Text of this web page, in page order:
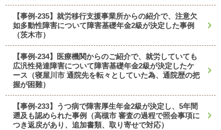
【事例-235】就労移行支援事業所からの紹介で、注意欠
如多動性障害について障害基礎年金2級が決定した事例
（茨木市）
【事例-234】医療機関からのご紹介で、就労していても
広汎性発達障害について障害基礎年金2級が決定したケ
ース（寝屋川市 通院先を転々としていた為、通院歴の把
握が困難）
【事例-233】うつ病で障害厚生年金2級が決定し、5年間
遡及も認められた事例（高槻市 審査の過程で照会事項に
つき返戻があり、追加書類、取り寄せで対応）